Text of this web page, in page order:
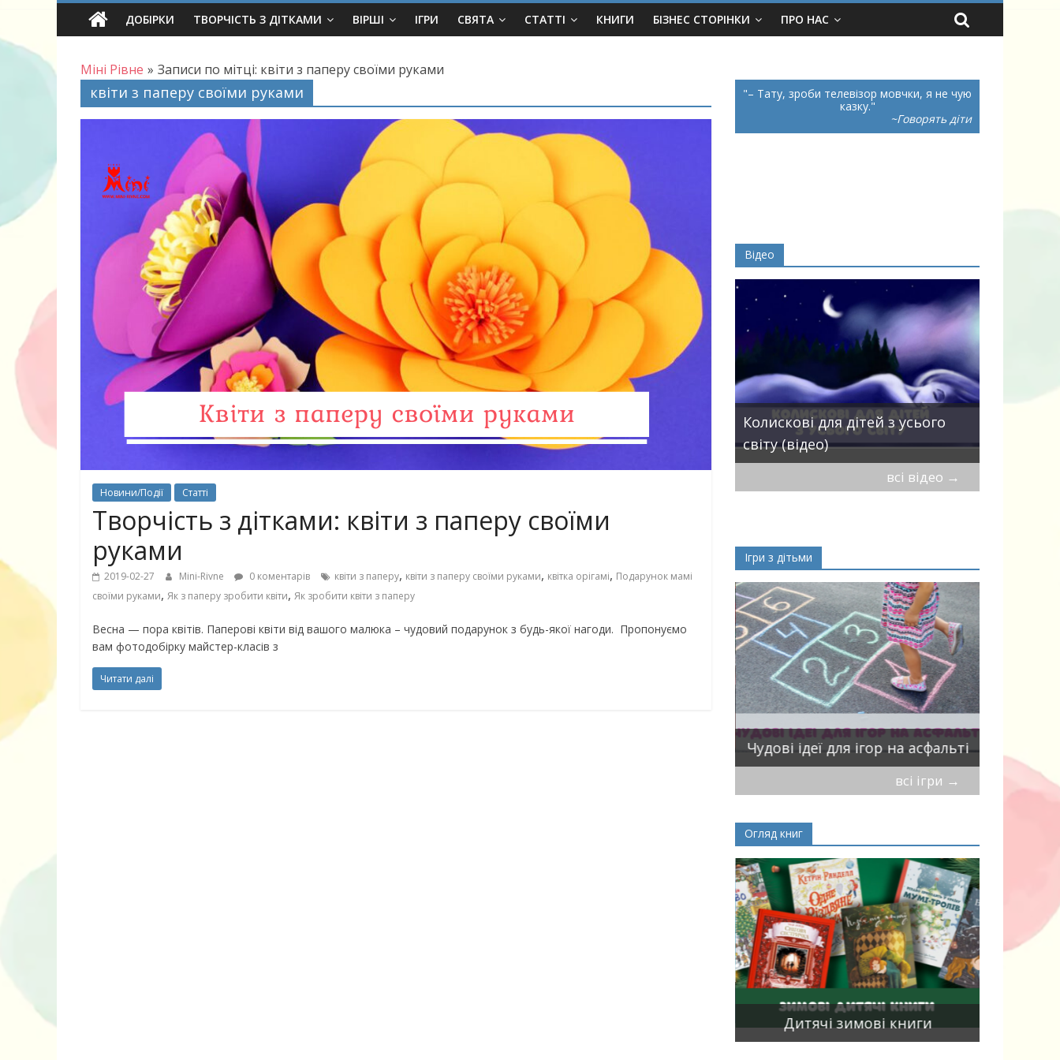
Skip
ДОБІРКИ ТВОРЧІСТЬ З ДІТКАМИ ВІРШІ ІГРИ СВЯТА СТАТТІ КНИГИ БІЗНЕС СТОРІНКИ ПРО НАС
Міні Рівне » Записи по мітці: квіти з паперу своїми руками
квіти з паперу своїми руками
Новини/Події Статті
Творчість з дітками: квіти з паперу своїми
руками
2019-02-27 Mini-Rivne 0 коментарів квіти з паперу, квіти з паперу своїми руками, квітка орігамі, Подарунок мамі
своїми руками, Як з паперу зробити квіти, Як зробити квіти з паперу
Весна — пора квітів. Паперові квіти від вашого малюка – чудовий подарунок з будь-якої нагоди. Пропонуємо
вам фотодобірку майстер-класів з
Читати далі
– Тату, зроби телевізор мовчки, я не чую
казку.
~Говорять діти
Відео
30 найкрасивіших пісень про
маму
пісні для дітей (слова та
музика)
Колискові для дітей з усього
світу (відео)
Пісні
всі відео →
Ігри з дітьми
Чудові ідеї для ігор на асфальті
всі ігри →
Огляд книг
Дитячі зимові книги